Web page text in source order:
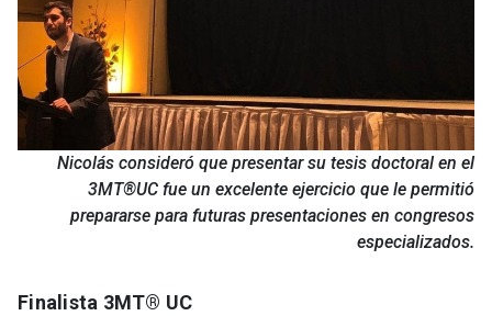
Nicolás consideró que presentar su tesis doctoral en el
3MT®UC fue un excelente ejercicio que le permitió
prepararse para futuras presentaciones en congresos
especializados.
Finalista 3MT® UC